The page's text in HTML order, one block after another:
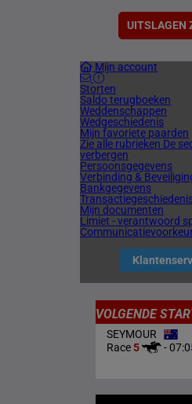
UITSLAGEN
Mijn account
Storten
Saldo terugboeken
Weddenschappen
Wedgeschiedenis
Mijn favoriete paarden
Zie alle rubrieken De
verbergen
Persoonsgegevens
Verbinding &
Bankgegevens
Mijn documenten
Limiet - verantwoord
VOLGENDE
SEYMOUR
Race5 -